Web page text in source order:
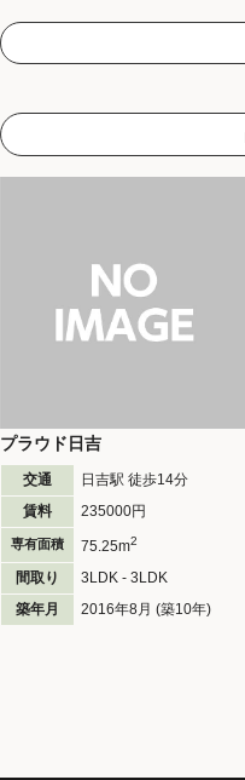
プラウド日吉
交通 日吉駅 徒歩14分
賃料
235000円
専有面積 75.25m2
間取り
3LDK - 3LDK
築年月
2016年8月 (築10年)